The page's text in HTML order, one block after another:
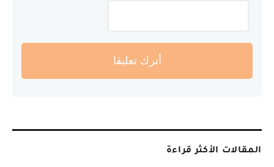
أترك تعليقا
المقالات الأكثر قراءة